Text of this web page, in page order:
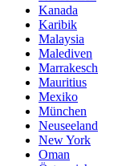
Kanada
Karibik
Malaysia
Malediven
Marrakesch
Mauritius
Mexiko
München
Neuseeland
New York
Oman